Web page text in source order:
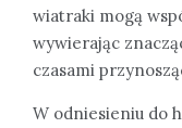
wiatraki mogą
wywierając
czasami
W odniesieniu do